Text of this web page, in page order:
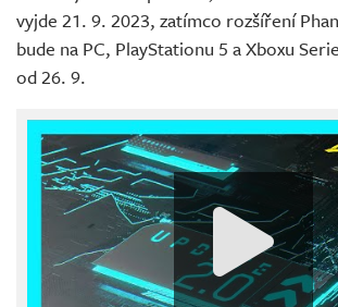
vyjde 21. 9. 2023, zatímco rozšíření
bude na PC, PlayStationu 5 a Xboxu
od 26. 9.